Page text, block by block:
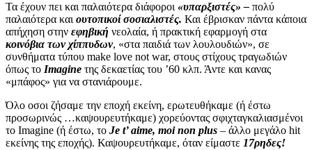
Τα έχουν πει και παλαιότερα διάφοροι «υπαρξιστές» – πολύ
παλαιότερα και ουτοπικοί σοσιαλιστές. Και έβρισκαν πάντα κάποια
απήχηση στην εφηβική νεολαία, ή πρακτική εφαρμογή στα
κοινόβια των χίππυδων, «στα παιδιά των λουλουδιών», σε
συνθήματα τύπου make love not war, στους στίχους τραγωδιών
όπως το Imagine της δεκαετίας του ’60 κλπ. Άντε και κανας
«μπάφος» για να στανιάρουμε.
Όλο οσοι ζήσαμε την εποχή εκείνη, ερωτευθήκαμε (ή έστω
προσωρινώς …καψουρευτήκαμε) χορεύοντας σφιχταγκαλιασμένοι
το Imagine (ή έστω, το Je t’ aime, moi non plus – άλλο μεγάλο hit
εκείνης της εποχής). Καψουρευτήκαμε, όταν είμαστε 17ρηδες!